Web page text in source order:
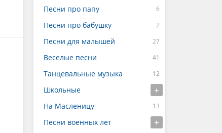
Песни про папу
Песни про бабушку
Песни для малышей
Веселые песни
Танцевальные музыка
Школьные
На Масленицу
Песни военных лет